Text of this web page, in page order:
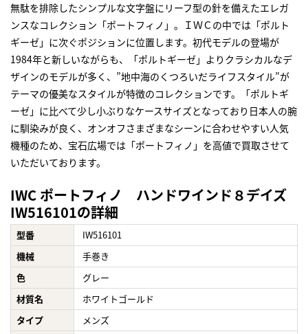
無駄を排除したシンプルな文字盤にリーフ型の針を備えたエレガ
ンスなコレクション「ポートフィノ」。ＩＷＣの中では「ポルト
ギーゼ」に次ぐポジションに位置します。初代モデルの登場が
1984年と新しいながらも、「ポルトギーゼ」よりクラシカルなデ
ザインのモデルが多く、”地中海のくつろいだライフスタイル”が
テーマの優美なスタイルが特徴のコレクションです。「ポルトギ
ーゼ」に比べて少し小ぶりなケースサイズとなっており日本人の腕
に馴染みが良く、オンオフさまざまなシーンに合わせやすい人気
機種のため、宝石広場では「ポートフィノ」を高値で買取させて
いただいております。
IWC ポートフィノ ハンドワインド８デイズ
IW516101の詳細
型番
IW516101
機械
手巻き
色
グレー
材質名
ホワイトゴールド
タイプ
メンズ